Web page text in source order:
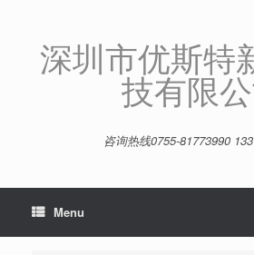
深圳市优斯特
技有限
咨询热线0755-81773990
Menu